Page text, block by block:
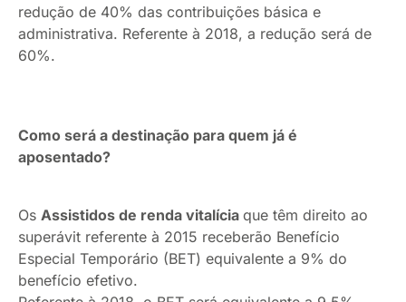
redução de 40% das contribuições básica e
administrativa. Referente à 2018, a redução será de
60%.
Como será a destinação para quem já é
aposentado?
Os Assistidos de renda vitalícia que têm direito ao
superávit referente à 2015 receberão Benefício
Especial Temporário (BET) equivalente a 9% do
benefício efetivo.